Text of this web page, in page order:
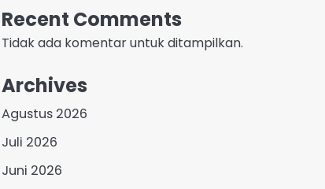
Recent Comments
Tidak ada komentar untuk ditampilkan.
Archives
Agustus 2026
Juli 2026
Juni 2026